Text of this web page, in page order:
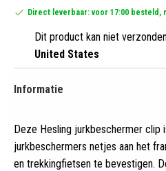
Direct leverbaar: voor 17:00 besteld,
Informatie
Deze Hesling jurkbeschermer
jurkbeschermers netjes aan het
en trekkingfietsen te bevestigen.
Dit product kan niet
United States